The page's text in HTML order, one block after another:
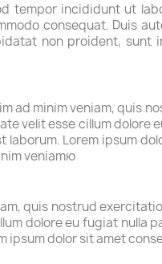
tempor incididunt ut
consequat. Duis
non proident,
ad minim veniam, quis
velit esse cillum
Lorem ipsum
veniamю
quis nostrud
dolore eu fugiat nulla
dolor sit amet